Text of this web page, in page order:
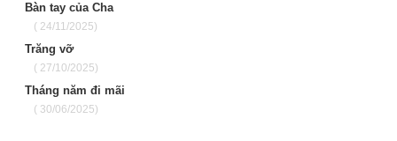
Bàn tay của Cha
( 24/11/2025)
Trăng vỡ
( 27/10/2025)
Tháng năm đi mãi
( 30/06/2025)